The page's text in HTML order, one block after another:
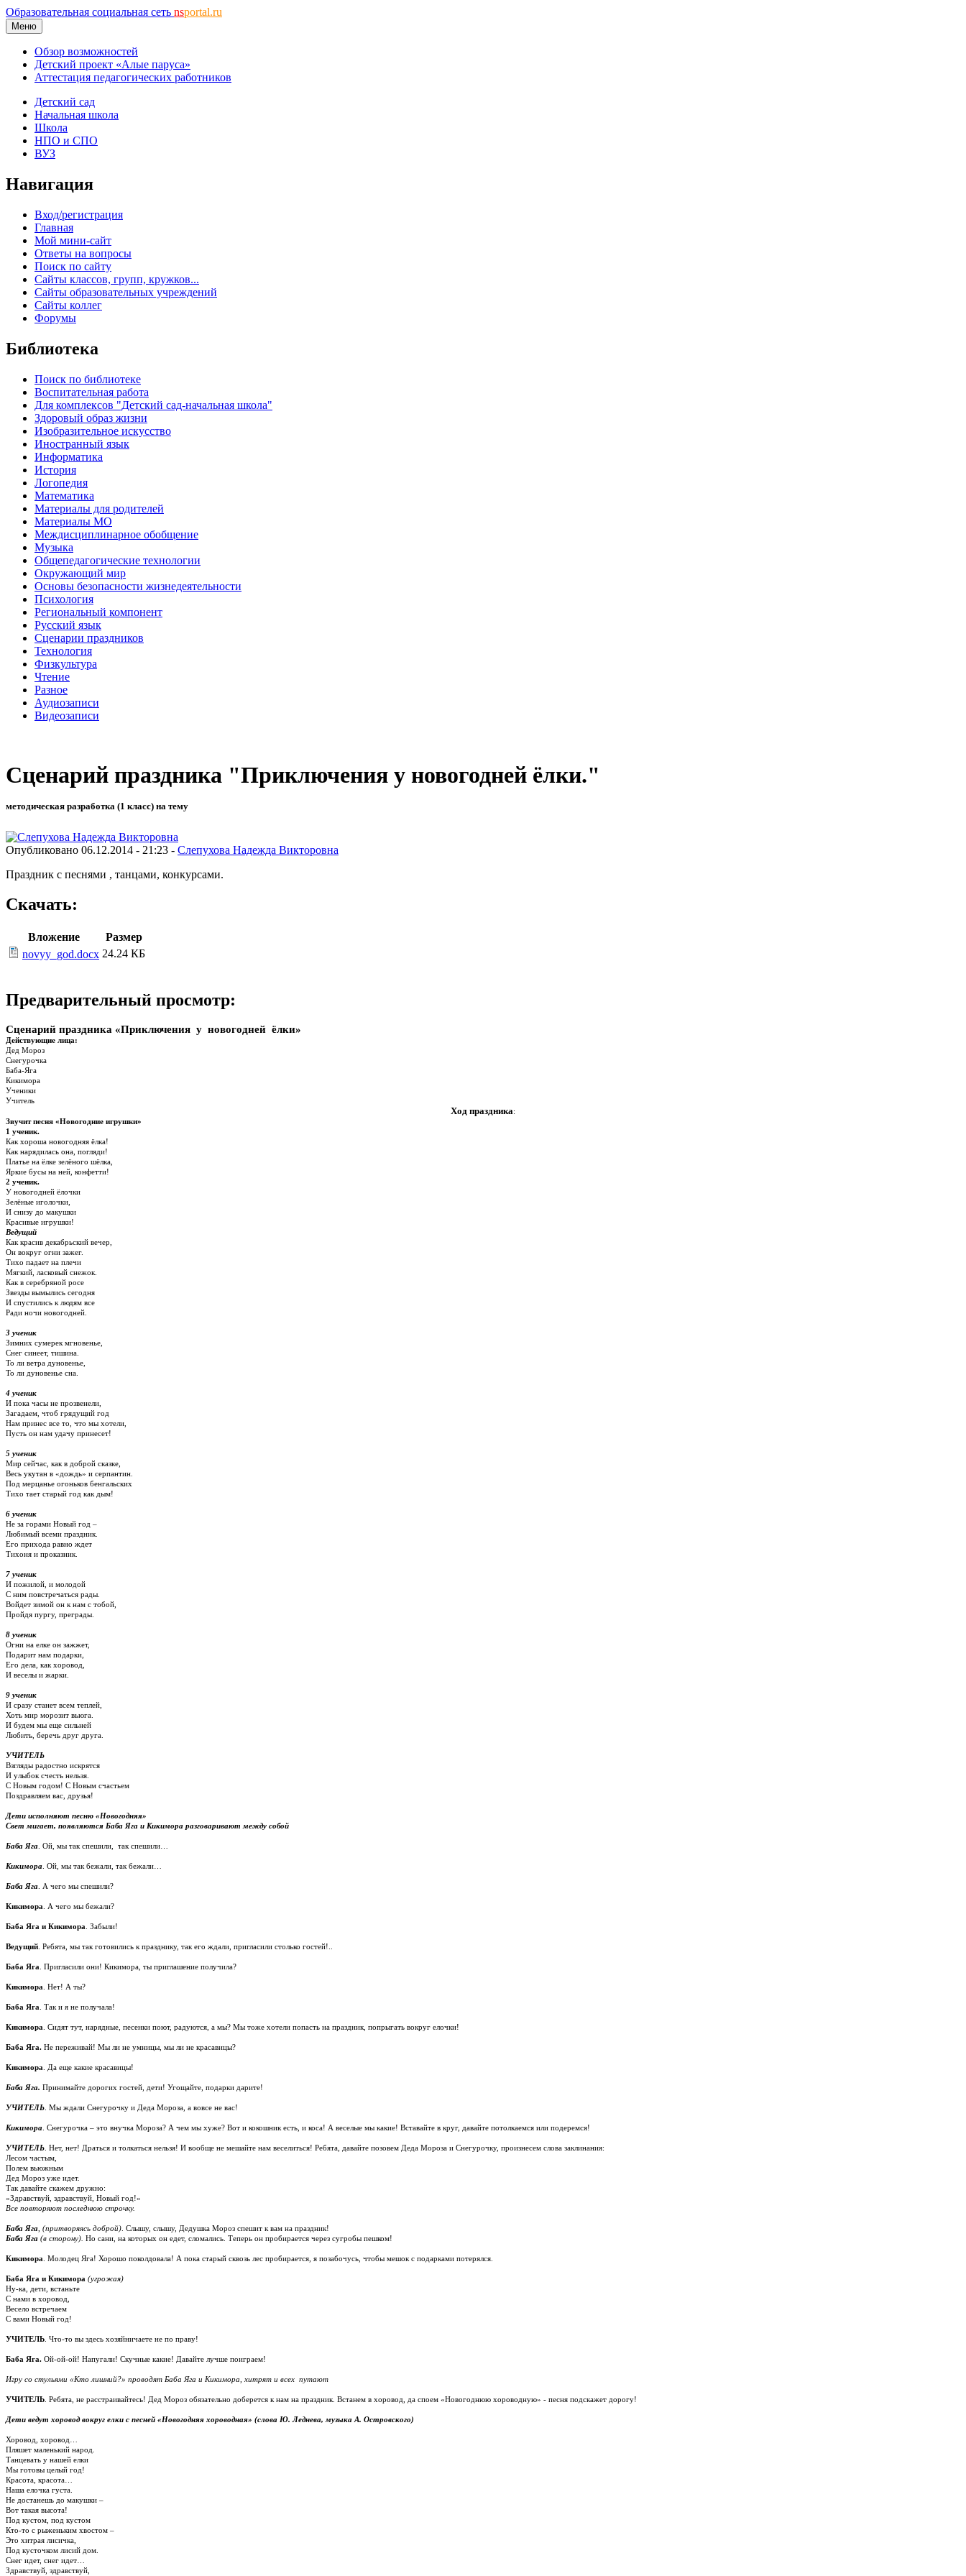
Образовательная социальная сеть nsportal.ru
Меню
Обзор возможностей
Детский проект «Алые паруса»
Аттестация педагогических работников
Детский сад
Начальная школа
Школа
НПО и СПО
ВУЗ
Навигация
Вход/регистрация
Главная
Мой мини-сайт
Ответы на вопросы
Поиск по сайту
Сайты классов, групп, кружков...
Сайты образовательных учреждений
Сайты коллег
Форумы
Библиотека
Поиск по библиотеке
Воспитательная работа
Для комплексов "Детский сад-начальная школа"
Здоровый образ жизни
Изобразительное искусство
Иностранный язык
Информатика
История
Логопедия
Математика
Материалы для родителей
Материалы МО
Междисциплинарное обобщение
Музыка
Общепедагогические технологии
Окружающий мир
Основы безопасности жизнедеятельности
Психология
Региональный компонент
Русский язык
Сценарии праздников
Технология
Физкультура
Чтение
Разное
Аудиозаписи
Видеозаписи
Сценарий праздника "Приключения у новогодней ёлки."
методическая разработка (1 класс) на тему
Опубликовано 06.12.2014 - 21:23 - Слепухова Надежда Викторовна
Праздник с песнями , танцами, конкурсами.
Скачать:
Вложение
Размер
novyy_god.docx 24.24 КБ
Предварительный просмотр:
Сценарий праздника «Приключения у новогодней ёлки»
Действующие лица:
Дед Мороз
Снегурочка
Баба-Яга
Кикимора
Ученики
Учитель
Ход праздника:
Звучит песня «Новогодние игрушки»
1 ученик.
Как хороша новогодняя ёлка!
Как нарядилась она, погляди!
Платье на ёлке зелёного шёлка,
Яркие бусы на ней, конфетти!
2 ученик.
У новогодней ёлочки
Зелёные иголочки,
И снизу до макушки
Красивые игрушки!
Ведущий
Как красив декабрьский вечер,
Он вокруг огни зажег.
Тихо падает на плечи
Мягкий, ласковый снежок.
Как в серебряной росе
Звезды вымылись сегодня
И спустились к людям все
Ради ночи новогодней.
3 ученик
Зимних сумерек мгновенье,
Снег синеет, тишина.
То ли ветра дуновенье,
То ли дуновенье сна.
4 ученик
И пока часы не прозвенели,
Загадаем, чтоб грядущий год
Нам принес все то, что мы хотели,
Пусть он нам удачу принесет!
5 ученик
Мир сейчас, как в доброй сказке,
Весь укутан в «дождь» и серпантин.
Под мерцанье огоньков бенгальских
Тихо тает старый год как дым!
6 ученик
Не за горами Новый год –
Любимый всеми праздник.
Его прихода равно ждет
Тихоня и проказник.
7 ученик
И пожилой, и молодой
С ним повстречаться рады.
Войдет зимой он к нам с тобой,
Пройдя пургу, преграды.
8 ученик
Огни на елке он зажжет,
Подарит нам подарки,
Его дела, как хоровод,
И веселы и жарки.
9 ученик
И сразу станет всем теплей,
Хоть мир морозит вьюга.
И будем мы еще сильней
Любить, беречь друг друга.
УЧИТЕЛЬ
Взгляды радостно искрятся
И улыбок счесть нельзя.
С Новым годом! С Новым счастьем
Поздравляем вас, друзья!
Дети исполняют песню «Новогодняя»
Свет мигает, появляются Баба Яга и Кикимора разговаривают между собой
Баба Яга . Ой, мы так спешили, так спешили…
Кикимора . Ой, мы так бежали, так бежали…
Баба Яга . А чего мы спешили?
Кикимора . А чего мы бежали?
Баба Яга и Кикимора . Забыли!
Ведущий . Ребята, мы так готовились к празднику, так его ждали, пригласили столько гостей!..
Баба Яга . Пригласили они! Кикимора, ты приглашение получила?
Кикимора . Нет! А ты?
Баба Яга . Так и я не получала!
Кикимора . Сидят тут, нарядные, песенки поют, радуются, а мы? Мы тоже хотели попасть на праздник, попрыгать вокруг елочки!
Баба Яга. Не переживай! Мы ли не умницы, мы ли не красавицы?
Кикимора . Да еще какие красавицы!
Баба Яга. Принимайте дорогих гостей, дети! Угощайте, подарки дарите!
УЧИТЕЛЬ . Мы ждали Снегурочку и Деда Мороза, а вовсе не вас!
Кикимора . Снегурочка – это внучка Мороза? А чем мы хуже? Вот и кокошник есть, и коса! А веселые мы какие! Вставайте в круг, давайте потолкаемся или подеремся!
УЧИТЕЛЬ . Нет, нет! Драться и толкаться нельзя! И вообще не мешайте нам веселиться! Ребята, давайте позовем Деда Мороза и Снегурочку, произнесем слова заклинания:
Лесом частым,
Полем вьюжным
Дед Мороз уже идет.
Так давайте скажем дружно:
«Здравствуй, здравствуй, Новый год!»
Все повторяют последнюю строчку.
Баба Яга (притворяясь доброй) . Слышу, слышу, Дедушка Мороз спешит к вам на праздник!
Баба Яга (в сторону). Но сани, на которых он едет, сломались. Теперь он пробирается через сугробы пешком!
Кикимора . Молодец Яга! Хорошо поколдовала! А пока старый сквозь лес пробирается, я позабочусь, чтобы мешок с подарками потерялся.
Баба Яга и Кикимора (угрожая)
Ну-ка, дети, встаньте
С нами в хоровод,
Весело встречаем
С вами Новый год!
УЧИТЕЛЬ . Что-то вы здесь хозяйничаете не по праву!
Баба Яга. Ой-ой-ой! Напугали! Скучные какие! Давайте лучше поиграем!
Игру со стульями «Кто лишний?» проводят Баба Яга и Кикимора, хитрят и всех путают
УЧИТЕЛЬ . Ребята, не расстраивайтесь! Дед Мороз обязательно доберется к нам на праздник. Встанем в хоровод, да споем «Новогоднюю хороводную» - песня подскажет дорогу!
Дети ведут хоровод вокруг елки с песней «Новогодняя хороводная» (слова Ю. Леднева, музыка А. Островского)
Хоровод, хоровод…
Пляшет маленький народ.
Танцевать у нашей елки
Мы готовы целый год!
Красота, красота…
Наша елочка густа.
Не достанешь до макушки –
Вот такая высота!
Под кустом, под кустом
Кто-то с рыженьким хвостом –
Это хитрая лисичка,
Под кусточком лисий дом.
Снег идет, снег идет…
Здравствуй, здравствуй,